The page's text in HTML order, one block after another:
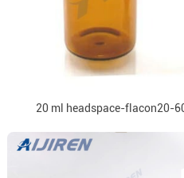
20 ml headspace-flacon20-